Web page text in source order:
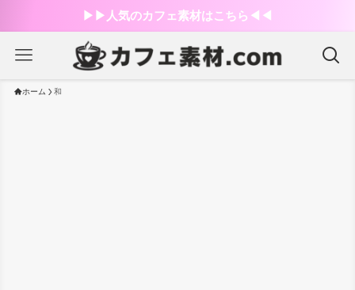
▶︎▶︎人気のカフェ素材はこちら◀︎◀︎
ホーム 和